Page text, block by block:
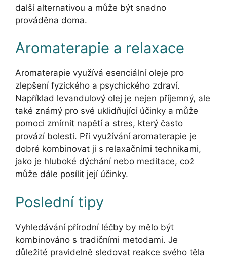
další alternativou a může být snadno
prováděna doma.
Aromaterapie a relaxace
Aromaterapie využívá esenciální oleje pro
zlepšení fyzického a psychického zdraví.
Například levandulový olej je nejen příjemný, ale
také známý pro své uklidňující účinky a může
pomoci zmírnit napětí a stres, který často
provází bolesti. Při využívání aromaterapie je
dobré kombinovat ji s relaxačními technikami,
jako je hluboké dýchání nebo meditace, což
může dále posílit její účinky.
Poslední tipy
Vyhledávání přírodní léčby by mělo být
kombinováno s tradičními metodami. Je
důležité pravidelně sledovat reakce svého těla